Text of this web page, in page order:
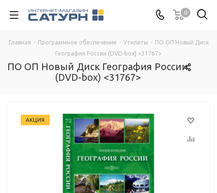
0
Главная - Программное обеспечение - Утилиты - ПО ОП Новый Диск
География России (DVD-box) <31767>
ПО ОП Новый Диск География России
(DVD-box) <31767>
АКЦИЯ